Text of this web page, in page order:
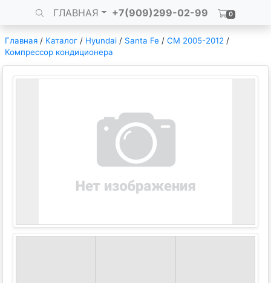
ГЛАВНАЯ +7(909)299-02-99 0
Главная / Каталог / Hyundai / Santa Fe / CM 2005-2012 /
Компрессор кондиционера